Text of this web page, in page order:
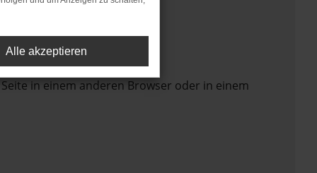
in einem anderen Browser oder in einem
Alle akzeptieren